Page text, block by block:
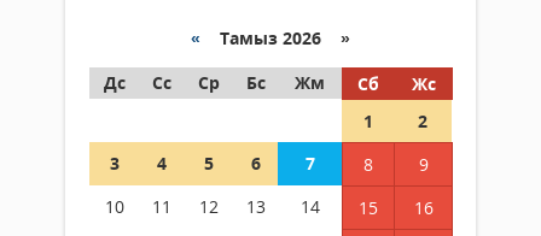
« Тамыз 2026 »
Дс
Сс Ср Бс Жм Сб
Жс
1
2
3
4 5 6 7 8
9
10
11 12 13 14 15
16